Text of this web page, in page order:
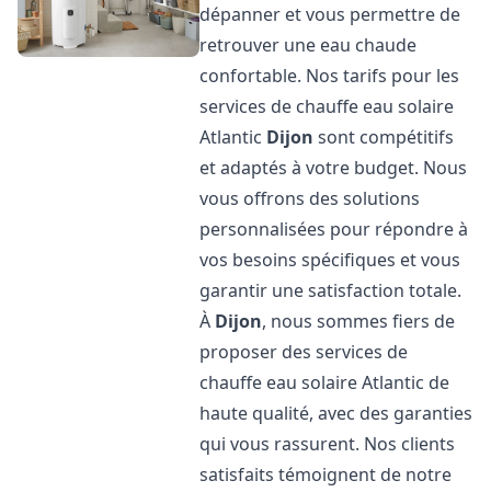
dépanner et vous permettre de
retrouver une eau chaude
confortable. Nos tarifs pour les
services de chauffe eau solaire
Atlantic Dijon sont compétitifs
et adaptés à votre budget. Nous
vous offrons des solutions
personnalisées pour répondre à
vos besoins spécifiques et vous
garantir une satisfaction totale.
À Dijon, nous sommes fiers de
proposer des services de
chauffe eau solaire Atlantic de
haute qualité, avec des garanties
qui vous rassurent. Nos clients
satisfaits témoignent de notre